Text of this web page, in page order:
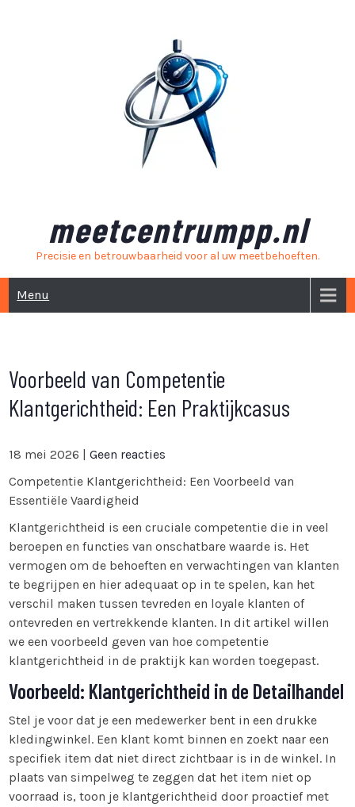
meetcentrumpp.nl
Precisie en betrouwbaarheid voor al uw meetbehoeften.
Menu
Voorbeeld van Competentie
Klantgerichtheid: Een Praktijkcasus
18 mei 2026 |Geen reacties
Competentie Klantgerichtheid: Een Voorbeeld van
Essentiële Vaardigheid
Klantgerichtheid is een cruciale competentie die in veel
beroepen en functies van onschatbare waarde is. Het
vermogen om de behoeften en verwachtingen van klanten
te begrijpen en hier adequaat op in te spelen, kan het
verschil maken tussen tevreden en loyale klanten of
ontevreden en vertrekkende klanten. In dit artikel willen
we een voorbeeld geven van hoe competentie
klantgerichtheid in de praktijk kan worden toegepast.
Voorbeeld: Klantgerichtheid in de Detailhandel
Stel je voor dat je een medewerker bent in een drukke
kledingwinkel. Een klant komt binnen en zoekt naar een
specifiek item dat niet direct zichtbaar is in de winkel. In
plaats van simpelweg te zeggen dat het item niet op
voorraad is, toon je klantgerichtheid door proactief met